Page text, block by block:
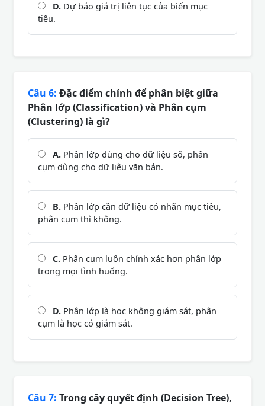
D. Dự báo giá trị liên tục của biến mục
tiêu.
Câu 6: Đặc điểm chính để phân biệt giữa
Phân lớp (Classification) và Phân cụm
(Clustering) là gì?
A. Phân lớp dùng cho dữ liệu số, phân
cụm dùng cho dữ liệu văn bản.
B. Phân lớp cần dữ liệu có nhãn mục tiêu,
phân cụm thì không.
C. Phân cụm luôn chính xác hơn phân lớp
trong mọi tình huống.
D. Phân lớp là học không giám sát, phân
cụm là học có giám sát.
Câu 7: Trong cây quyết định (Decision Tree),